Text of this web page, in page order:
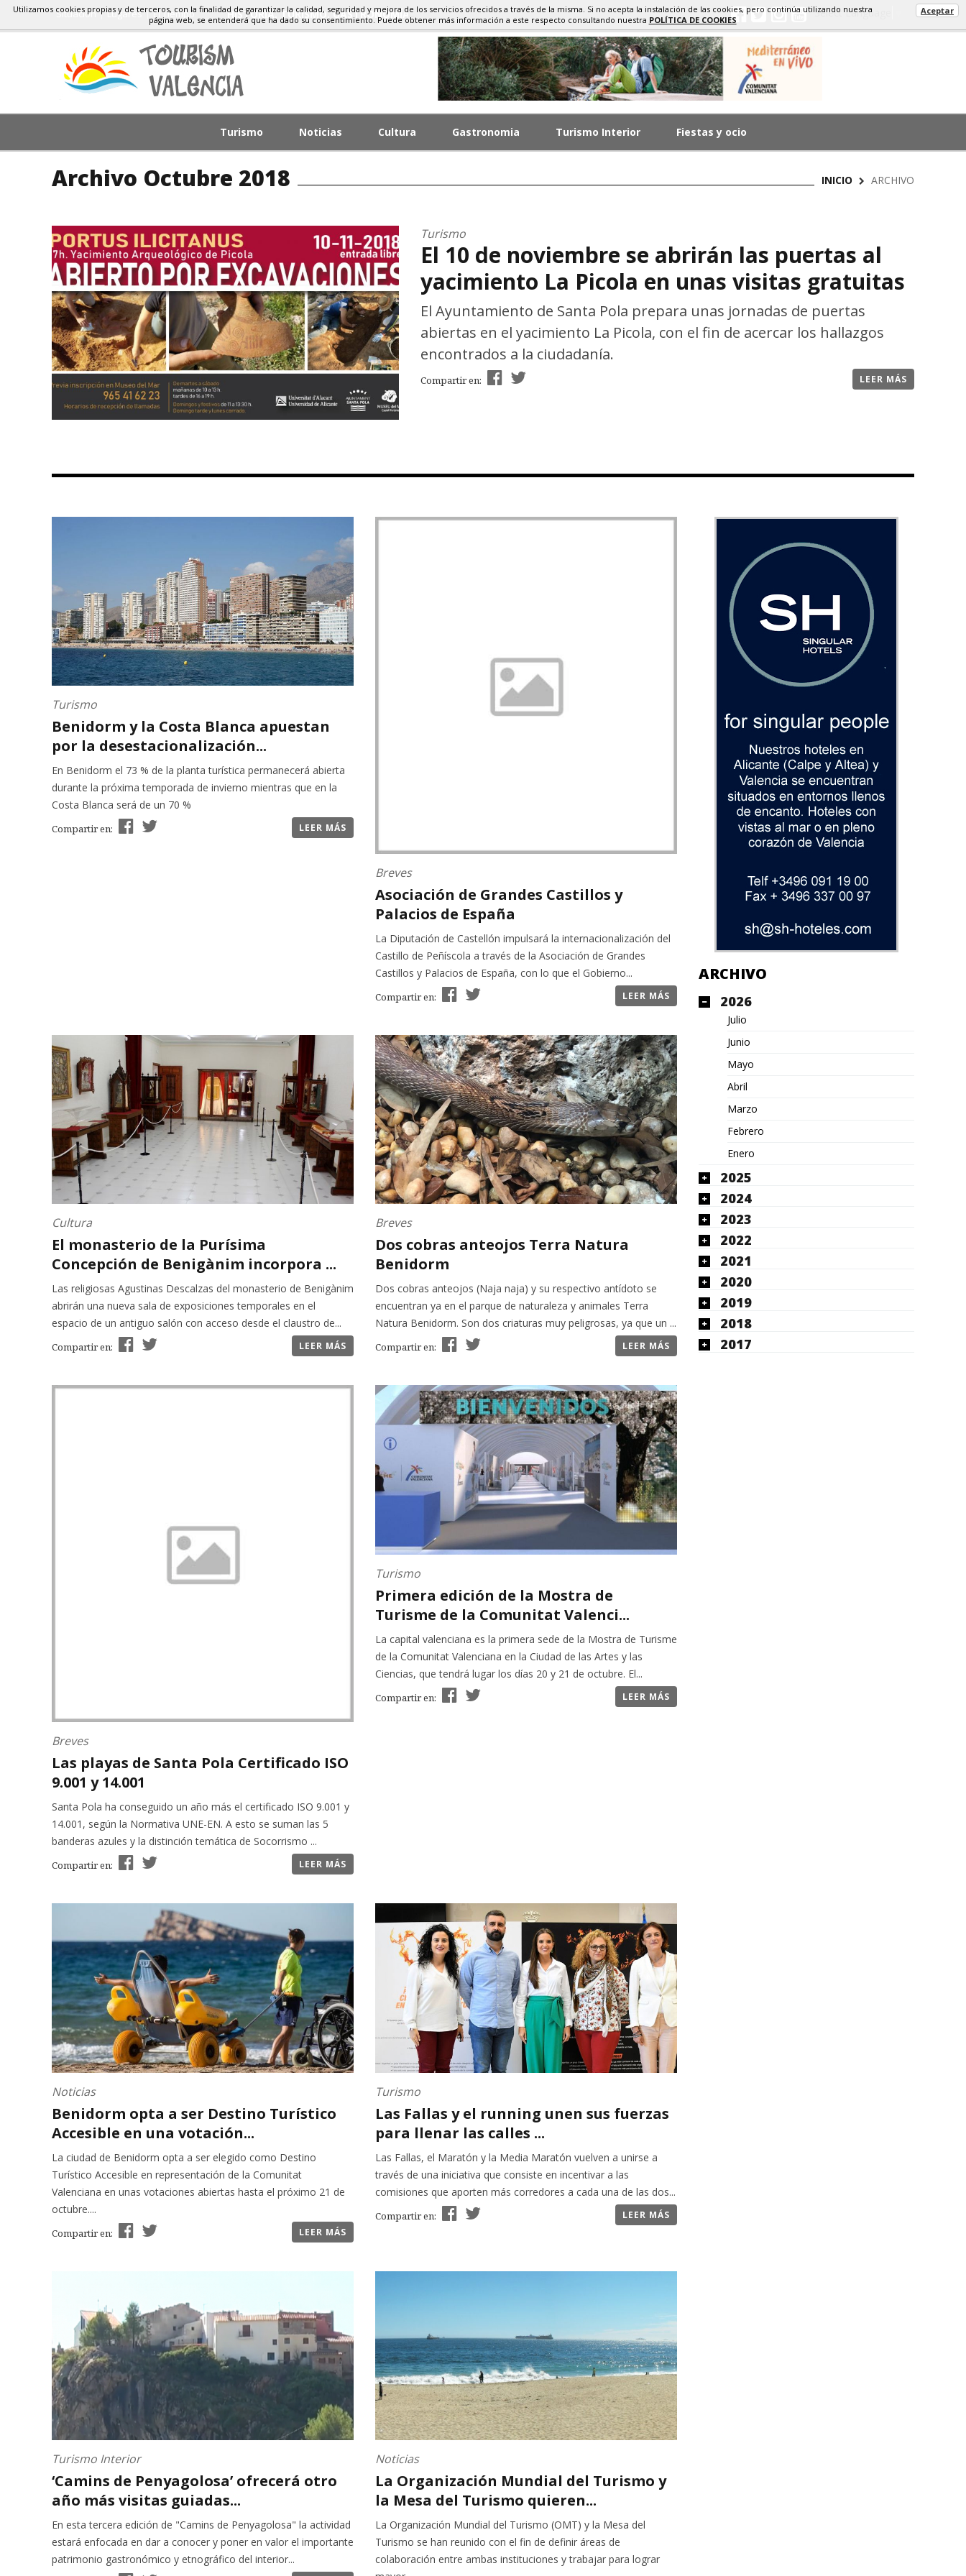
Situacion Lugares El Tiempo HISTORIA, TURISMO, GASTRONOMÍA Select Language
Turismo Noticias Cultura Gastronomia Turismo Interior Fiestas y ocio
Archivo Octubre 2018 INICIO ARCHIVO
Turismo
El 10 de noviembre se abrirán las puertas al
yacimiento La Picola en unas visitas gratuitas
El Ayuntamiento de Santa Pola prepara unas jornadas de puertas
abiertas en el yacimiento La Picola, con el fin de acercar los hallazgos
encontrados a la ciudadanía.
Compartir en: LEER MÁS
Turismo
Benidorm y la Costa Blanca apuestan
por la desestacionalización...
En Benidorm el 73 % de la planta turística permanecerá abierta
durante la próxima temporada de invierno mientras que en la
Costa Blanca será de un 70 %
Compartir en: LEER MÁS
Breves
Asociación de Grandes Castillos y
Palacios de España
La Diputación de Castellón impulsará la internacionalización del
Castillo de Peñíscola a través de la Asociación de Grandes
Castillos y Palacios de España, con lo que el Gobierno...
Compartir en: LEER MÁS
Cultura
El monasterio de la Purísima
Concepción de Benigànim incorpora ...
Las religiosas Agustinas Descalzas del monasterio de Benigànim
abrirán una nueva sala de exposiciones temporales en el
espacio de un antiguo salón con acceso desde el claustro de...
Compartir en: LEER MÁS
Breves
Dos cobras anteojos Terra Natura
Benidorm
Dos cobras anteojos (Naja naja) y su respectivo antídoto se
encuentran ya en el parque de naturaleza y animales Terra
Natura Benidorm. Son dos criaturas muy peligrosas, ya que un ...
Compartir en: LEER MÁS
Breves
Las playas de Santa Pola Certificado ISO
9.001 y 14.001
Santa Pola ha conseguido un año más el certificado ISO 9.001 y
14.001, según la Normativa UNE-EN. A esto se suman las 5
banderas azules y la distinción temática de Socorrismo ...
Compartir en: LEER MÁS
Turismo
Primera edición de la Mostra de
Turisme de la Comunitat Valenci...
La capital valenciana es la primera sede de la Mostra de Turisme
de la Comunitat Valenciana en la Ciudad de las Artes y las
Ciencias, que tendrá lugar los días 20 y 21 de octubre. El...
Compartir en: LEER MÁS
Noticias
Benidorm opta a ser Destino Turístico
Accesible en una votación...
La ciudad de Benidorm opta a ser elegido como Destino
Turístico Accesible en representación de la Comunitat
Valenciana en unas votaciones abiertas hasta el próximo 21 de
octubre....
Compartir en: LEER MÁS
Turismo
Las Fallas y el running unen sus fuerzas
para llenar las calles ...
Las Fallas, el Maratón y la Media Maratón vuelven a unirse a
través de una iniciativa que consiste en incentivar a las
comisiones que aporten más corredores a cada una de las dos...
Compartir en: LEER MÁS
Turismo Interior
‘Camins de Penyagolosa’ ofrecerá otro
año más visitas guiadas...
En esta tercera edición de "Camins de Penyagolosa" la actividad
estará enfocada en dar a conocer y poner en valor el importante
patrimonio gastronómico y etnográfico del interior...
Noticias
La Organización Mundial del Turismo y
la Mesa del Turismo quieren...
La Organización Mundial del Turismo (OMT) y la Mesa del
Turismo se han reunido con el fin de definir áreas de
colaboración entre ambas instituciones y trabajar para lograr
ARCHIVO
2026
Julio
Junio
Mayo
Abril
Marzo
Febrero
Enero
2025
2024
2023
2022
2021
2020
2019
2018
2017
Utilizamos cookies propias y de terceros, con la finalidad de garantizar la calidad, seguridad y mejora de los servicios ofrecidos a través de la misma. Si no acepta la instalación de las cookies, pero continúa utilizando nuestra
página web, se entenderá que ha dado su consentimiento. Puede obtener más información a este respecto consultando nuestra POLÍTICA DE COOKIES
Aceptar